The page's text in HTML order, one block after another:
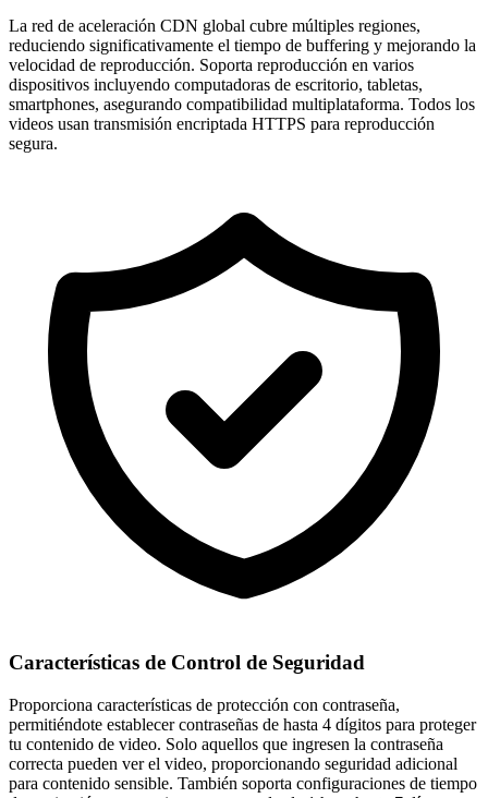
La red de aceleración CDN global cubre múltiples regiones,
reduciendo significativamente el tiempo de buffering y mejorando la
velocidad de reproducción. Soporta reproducción en varios
dispositivos incluyendo computadoras de escritorio, tabletas,
smartphones, asegurando compatibilidad multiplataforma. Todos los
videos usan transmisión encriptada HTTPS para reproducción
segura.
Características de Control de Seguridad
Proporciona características de protección con contraseña,
permitiéndote establecer contraseñas de hasta 4 dígitos para proteger
tu contenido de video. Solo aquellos que ingresen la contraseña
correcta pueden ver el video, proporcionando seguridad adicional
para contenido sensible. También soporta configuraciones de tiempo